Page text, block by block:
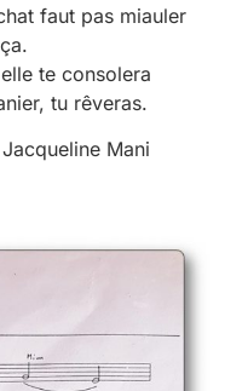
faut pas miauler
te consolera
tu rêveras.
Mani